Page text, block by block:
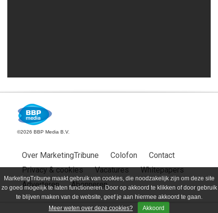
MarketingTribune maakt gebruik van cookies, die noodzakelijk zijn om deze site
zo goed mogelijk te laten functioneren. Door op akkoord te klikken of door gebruik
te blijven maken van de website, geef je aan hiermee akkoord te gaan.
Meer weten over deze cookies?
Akkoord
©2026 BBP Media B.V.
Over MarketingTribune Colofon
Contact
Privacy & cookies
Vacatures
Whitepapers
Adverteren
Abonneren